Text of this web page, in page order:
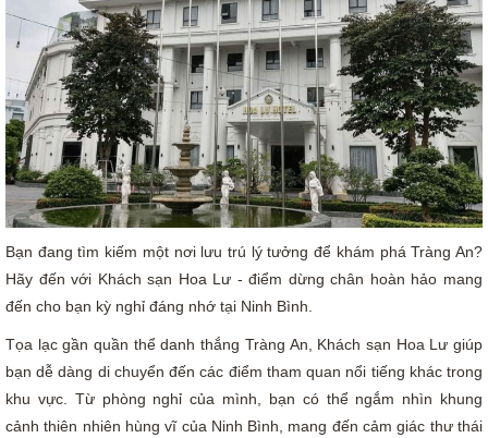
Bạn đang tìm kiếm một nơi lưu trú lý tưởng để khám phá Tràng An?
Hãy đến với Khách sạn Hoa Lư - điểm dừng chân hoàn hảo mang
đến cho bạn kỳ nghỉ đáng nhớ tại Ninh Bình.
Tọa lạc gần quần thể danh thắng Tràng An, Khách sạn Hoa Lư giúp
bạn dễ dàng di chuyển đến các điểm tham quan nổi tiếng khác trong
khu vực. Từ phòng nghỉ của mình, bạn có thể ngắm nhìn khung
cảnh thiên nhiên hùng vĩ của Ninh Bình, mang đến cảm giác thư thái